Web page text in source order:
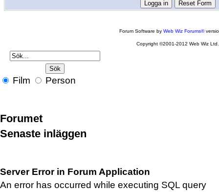
Forum Software byWeb Wiz Forums®
Copyright ©2001-2012 Web Wiz Ltd.
Film Person
Forumet
Senaste inläggen
Server Error in Forum Application
An error has occurred while executing SQL query